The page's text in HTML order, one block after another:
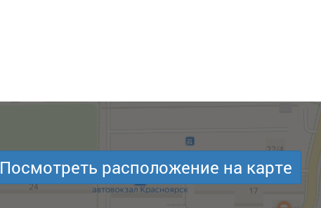
Посмотреть расположение на карте